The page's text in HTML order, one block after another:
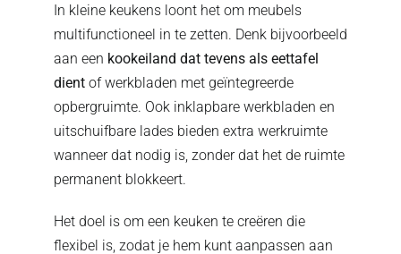
In kleine keukens loont het om meubels
multifunctioneel in te zetten. Denk bijvoorbeeld
aan een kookeiland dat tevens als eettafel
dientof werkbladen met geïntegreerde
opbergruimte. Ook inklapbare werkbladen en
uitschuifbare lades bieden extra werkruimte
wanneer dat nodig is, zonder dat het de ruimte
permanent blokkeert.
Het doel is om een keuken te creëren die
flexibel is, zodat je hem kunt aanpassen aan